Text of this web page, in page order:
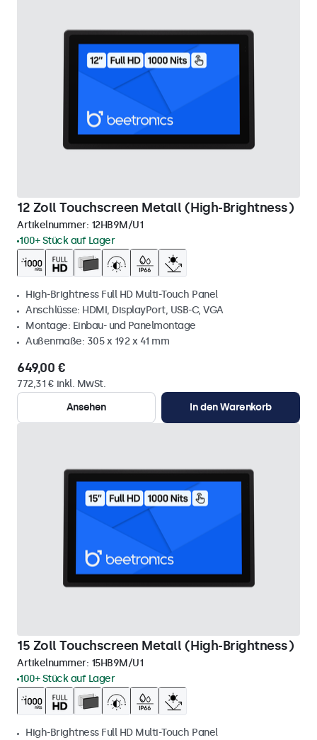
12 Zoll Touchscreen Metall (High-Brightness)
Artikelnummer: 12HB9M/U1
100+ Stück auf Lager
High-Brightness Full HD Multi-Touch Panel
Anschlüsse: HDMI, DisplayPort, USB-C, VGA
Montage: Einbau- und Panelmontage
Außenmaße: 305 x 192 x 41 mm
649,00 €
772,31 € inkl. MwSt.
Ansehen
In den Warenkorb
15 Zoll Touchscreen Metall (High-Brightness)
Artikelnummer: 15HB9M/U1
100+ Stück auf Lager
High-Brightness Full HD Multi-Touch Panel